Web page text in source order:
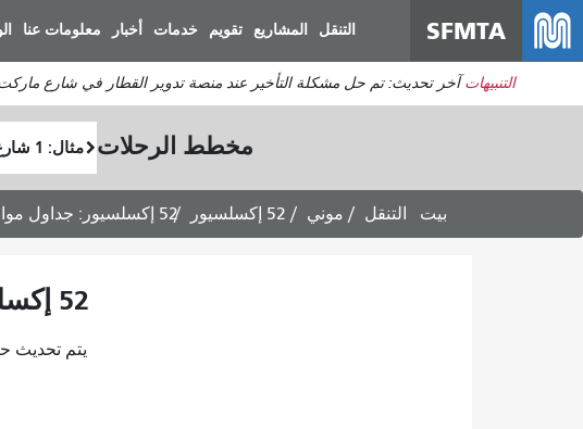
SFMTA التنقل المشاريع تقويم خدمات أخبار معلومات عنا
التنبيهات آخر تحديث: تم حل مشكلة التأخير عند منصة تدوير القطار في شارع
مخطط الرحلات
بيت التنقل موني 52 إكسلسيور 52 إكسلسيور: جداول مواعيد القطارات المتجهة إلى محطة فورست هيل -
52 إكسلسيور: جداول مواعيد القطارات المتجهة إلى محطة فورست هيل -
يتم تحديث حالة